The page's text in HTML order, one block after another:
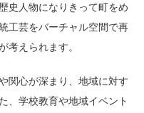
史人物になりきって町をめ
工芸をバーチャル空間で再
考えられます。
関心が深まり、地域に対す
、学校教育や地域イベント